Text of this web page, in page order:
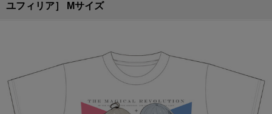
ユフィリア］ Mサイズ